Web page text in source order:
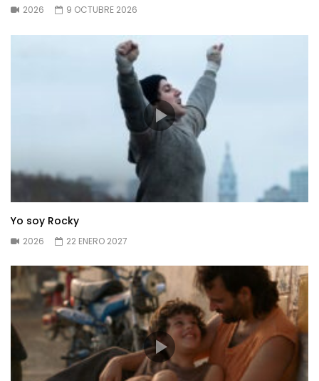
2026 9 OCTUBRE 2026
Yo soy Rocky
2026 22 ENERO 2027